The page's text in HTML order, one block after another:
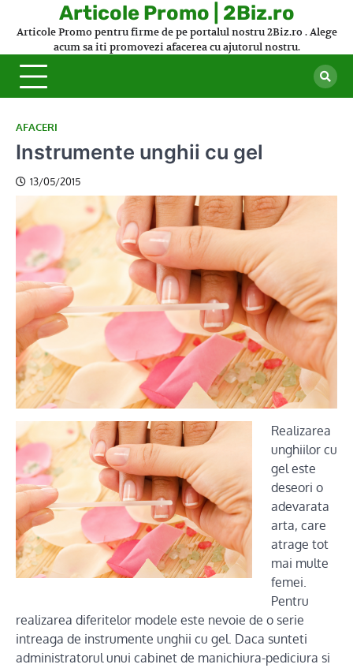
Articole Promo | 2Biz.ro
Articole Promo pentru firme de pe portalul nostru 2Biz.ro . Alege
acum sa iti promovezi afacerea cu ajutorul nostru.
AFACERI
Instrumente unghii cu gel
13/05/2015
Realizarea
unghiilor cu
gel este
deseori o
adevarata
arta, care
atrage tot
mai multe
femei.
Pentru
realizarea diferitelor modele este nevoie de o serie
intreaga de instrumente unghii cu gel. Daca sunteti
administratorul unui cabinet de manichiura-pediciura si